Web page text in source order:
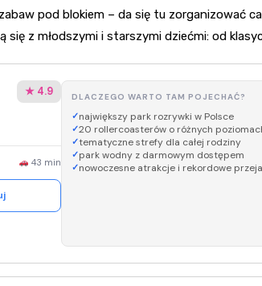
i ekologia
Biblioteka i literatura
Szkoły i przedszkola
Uczelnie i nauka
pod blokiem – da się tu zorganizować
się z młodszymi i starszymi dziećmi: od
★ 4.9
43 min
DLACZEGO WARTO TAM POJECHAĆ?
największy park rozrywki w Polsce
20 rollercoasterów o różnych
tematyczne strefy dla całej rodziny
park wodny z darmowym dostępem
nowoczesne atrakcje i rekordowe